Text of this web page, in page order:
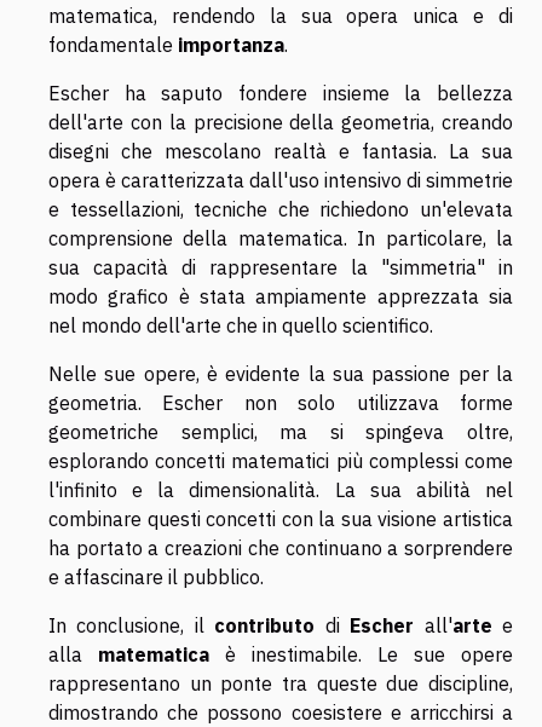
matematica, rendendo la sua opera unica e di
fondamentale importanza.
Escher ha saputo fondere insieme la bellezza
dell'arte con la precisione della geometria, creando
disegni che mescolano realtà e fantasia. La sua
opera è caratterizzata dall'uso intensivo di simmetrie
e tessellazioni, tecniche che richiedono un'elevata
comprensione della matematica. In particolare, la
sua capacità di rappresentare la "simmetria" in
modo grafico è stata ampiamente apprezzata sia
nel mondo dell'arte che in quello scientifico.
Nelle sue opere, è evidente la sua passione per la
geometria. Escher non solo utilizzava forme
geometriche semplici, ma si spingeva oltre,
esplorando concetti matematici più complessi come
l'infinito e la dimensionalità. La sua abilità nel
combinare questi concetti con la sua visione artistica
ha portato a creazioni che continuano a sorprendere
e affascinare il pubblico.
In conclusione, il contributo di Escher all'arte e
alla matematica è inestimabile. Le sue opere
rappresentano un ponte tra queste due discipline,
dimostrando che possono coesistere e arricchirsi a